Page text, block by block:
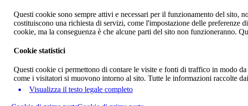
Questi cookie sono sempre attivi e necessari per il funzionamento del sito,
costituiscono una richiesta di servizi, come l'impostazione delle
cookie, ma la conseguenza è che alcune parti del sito non funzioneranno.
Cookie statistici
Questi cookie ci permettono di contare le visite e fonti di traffico in modo
come i visitatori si muovono intorno al sito. Tutte le informazioni raccolte
Visualizza il testo legale completo